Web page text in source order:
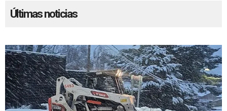
Últimas noticias